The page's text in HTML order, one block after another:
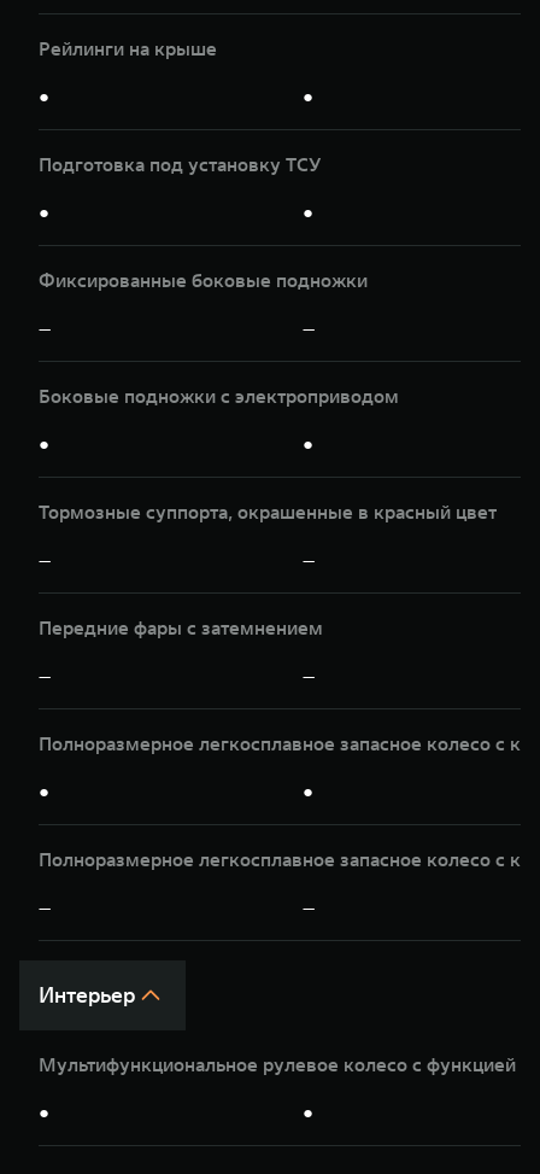
Рейлинги на крыше
● ●
Подготовка под установку ТСУ
● ●
Фиксированные боковые подножки
— —
Боковые подножки с электроприводом
● ●
Тормозные суппорта, окрашенные в красный цвет
— —
Передние фары с затемнением
— —
Полноразмерное легкосплавное запасное колесо с
● ●
Полноразмерное легкосплавное запасное колесо с
— —
Интерьер
Мультифункциональное рулевое колесо с функцией
● ●